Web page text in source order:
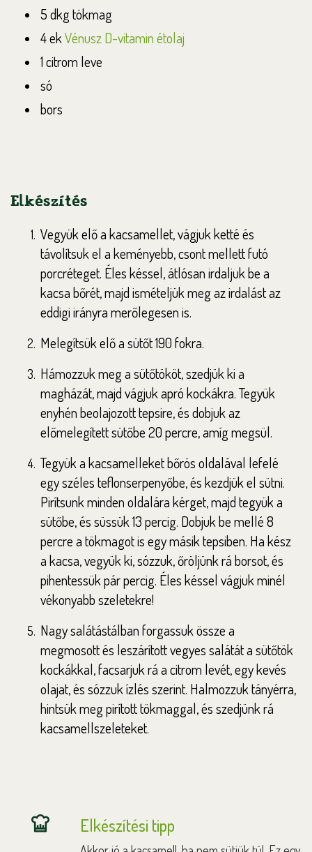
5 dkg tökmag
4 ekVénusz D-vitamin étolaj
1 citrom leve
só
bors
Elkészítés
Vegyük elő a kacsamellet, vágjuk ketté és
távolítsuk el a keményebb, csont mellett futó
porcréteget. Éles késsel, átlósan irdaljuk be a
kacsa bőrét, majd ismételjük meg az irdalást az
eddigi irányra merőlegesen is.
Melegítsük elő a sütőt 190 fokra.
Hámozzuk meg a sütőtököt, szedjük ki a
magházát, majd vágjuk apró kockákra. Tegyük
enyhén beolajozott tepsire, és dobjuk az
előmelegített sütőbe 20 percre, amíg megsül.
Tegyük a kacsamelleket bőrös oldalával lefelé
egy széles teflonserpenyőbe, és kezdjük el sütni.
Pirítsunk minden oldalára kérget, majd tegyük a
sütőbe, és süssük 13 percig. Dobjuk be mellé 8
percre a tökmagot is egy másik tepsiben. Ha kész
a kacsa, vegyük ki, sózzuk, őröljünk rá borsot, és
pihentessük pár percig. Éles késsel vágjuk minél
vékonyabb szeletekre!
Nagy salátástálban forgassuk össze a
megmosott és leszárított vegyes salátát a sütőtök
kockákkal, facsarjuk rá a citrom levét, egy kevés
olajat, és sózzuk ízlés szerint. Halmozzuk tányérra,
hintsük meg pirított tökmaggal, és szedjünk rá
kacsamellszeleteket.
Elkészítési tipp